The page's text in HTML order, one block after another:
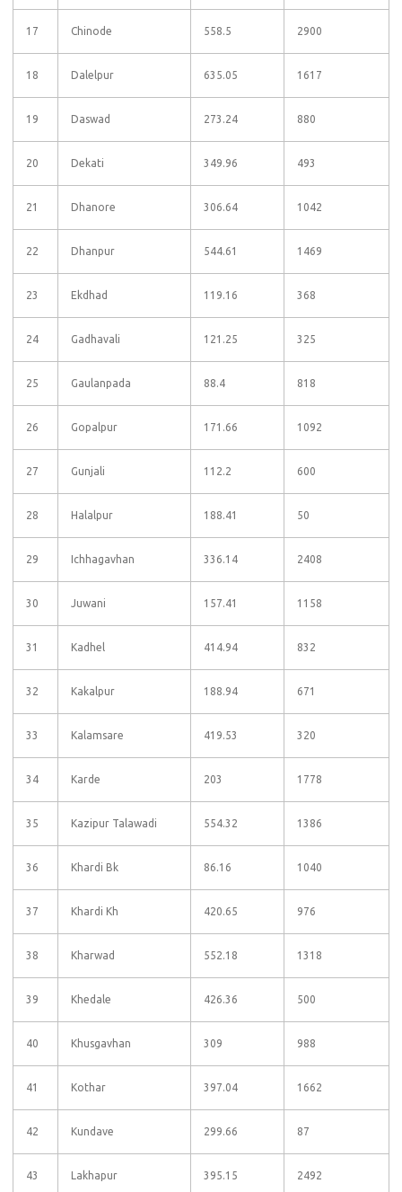
17 Chinode 558.5 2900
18 Dalelpur 635.05 1617
19 Daswad 273.24 880
20 Dekati 349.96 493
21 Dhanore 306.64 1042
22 Dhanpur 544.61 1469
23 Ekdhad 119.16 368
24 Gadhavali 121.25 325
25 Gaulanpada 88.4 818
26 Gopalpur 171.66 1092
27 Gunjali 112.2 600
28 Halalpur 188.41 50
29 Ichhagavhan 336.14 2408
30 Juwani 157.41 1158
31 Kadhel 414.94 832
32 Kakalpur 188.94 671
33 Kalamsare 419.53 320
34 Karde 203 1778
35 Kazipur Talawadi 554.32 1386
36 Khardi Bk 86.16 1040
37 Khardi Kh 420.65 976
38 Kharwad 552.18 1318
39 Khedale 426.36 500
40 Khusgavhan 309 988
41 Kothar 397.04 1662
42 Kundave 299.66 87
43 Lakhapur 395.15 2492